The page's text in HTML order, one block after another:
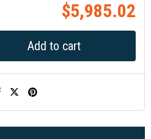
$5,985.02